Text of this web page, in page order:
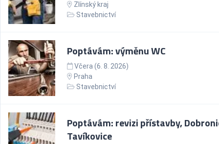
Zlínský kraj
Stavebnictví
Poptávám: výměnu WC
Včera (6. 8. 2026)
Praha
Stavebnictví
Poptávám: revizi přístavby,
Tavíkovice